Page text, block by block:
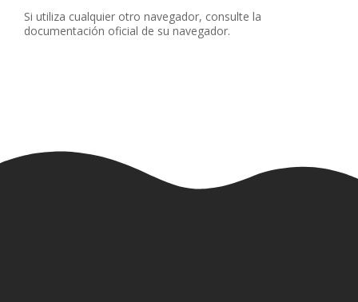
Si utiliza cualquier otro navegador, consulte la
documentación oficial de su navegador.